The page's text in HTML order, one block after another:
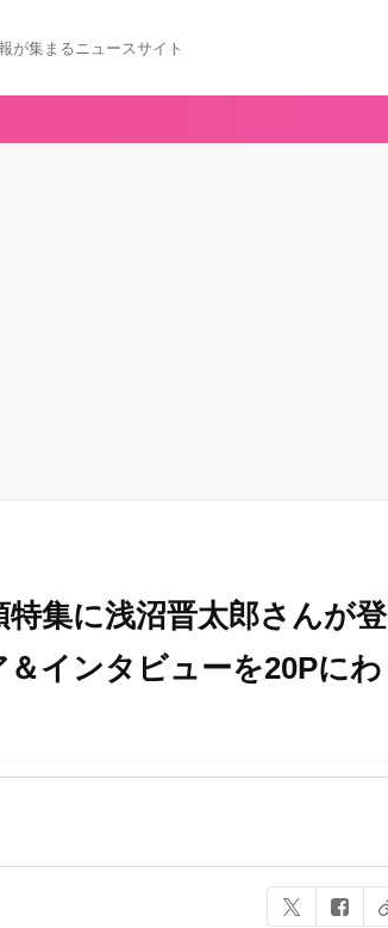
が集まるニュースサイト
特集に浅沼晋太郎さんが登
インタビューを20Pにわ